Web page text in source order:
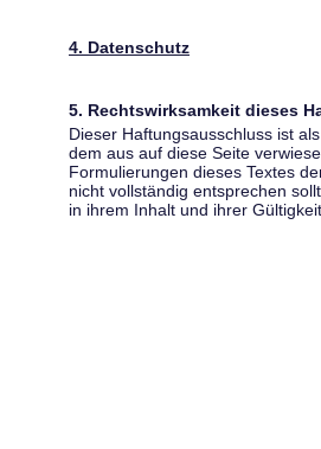
4. Datenschutz
5. Rechtswirksamkeit dieses
Dieser Haftungsausschluss ist
dem aus auf diese Seite
Formulierungen dieses Textes
nicht vollständig entsprechen
in ihrem Inhalt und ihrer